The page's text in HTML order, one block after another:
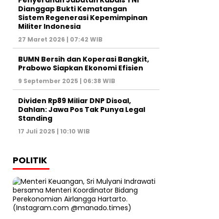
Dianggap Bukti Kematangan
Sistem Regenerasi Kepemimpinan
Militer Indonesia
27 Maret 2026 | 07:42 WIB
BUMN Bersih dan Koperasi Bangkit,
Prabowo Siapkan Ekonomi Efisien
9 September 2025 | 06:38 WIB
Dividen Rp89 Miliar DNP Disoal,
Dahlan: Jawa Pos Tak Punya Legal
Standing
17 Juli 2025 | 10:10 WIB
POLITIK